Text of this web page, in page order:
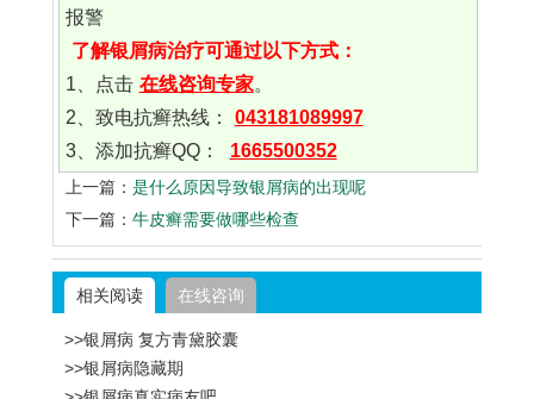
报警
了解银屑病治疗可通过以下方式：
1、点击 在线咨询专家。
2、致电抗癣热线：
043181089997
3、添加抗癣QQ：
1665500352
上一篇： 是什么原因导致银屑病的出现呢
下一篇： 牛皮癣需要做哪些检查
相关阅读 在线咨询
>>银屑病 复方青黛胶囊
>>银屑病隐藏期